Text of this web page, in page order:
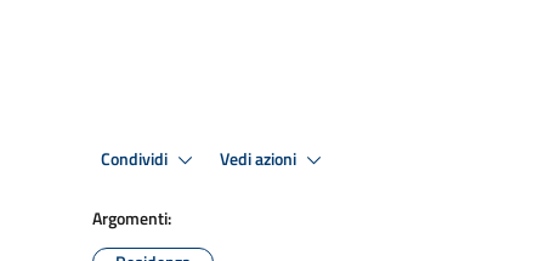
Condividi Vedi azioni
Argomenti: